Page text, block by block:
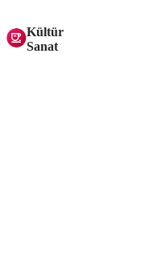
Kültür
Sanat